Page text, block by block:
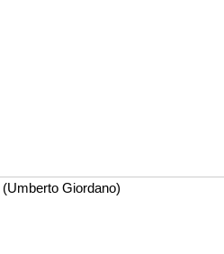
(Umberto Giordano)